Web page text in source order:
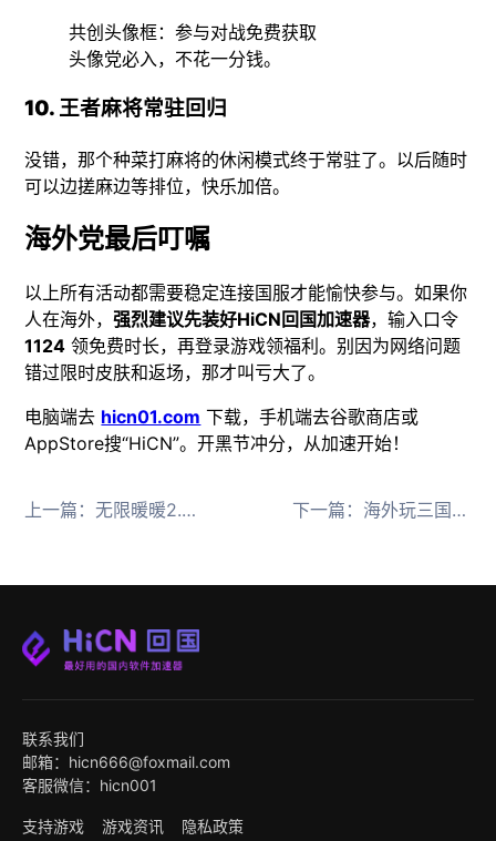
共创头像框：参与对战免费获取
头像党必入，不花一分钱。
10. 王者麻将常驻回归
没错，那个种菜打麻将的休闲模式终于常驻了。以后随时
可以边搓麻边等排位，快乐加倍。
海外党最后叮嘱
以上所有活动都需要稳定连接国服才能愉快参与。如果你
人在海外，强烈建议先装好HiCN回国加速器，输入口令
1124 领免费时长，再登录游戏领福利。别因为网络问题
错过限时皮肤和返场，那才叫亏大了。
电脑端去 hicn01.com 下载，手机端去谷歌商店或
AppStore搜“HiCN”。开黑节冲分，从加速开始！
上一篇：无限暖暖2.5前瞻直播海外看B站就用HiCN回国加速器 下一篇： 海外玩三国天下归心用HiCN回国加速器
联系我们
邮箱：hicn666@foxmail.com
客服微信：hicn001
支持游戏 游戏资讯 隐私政策